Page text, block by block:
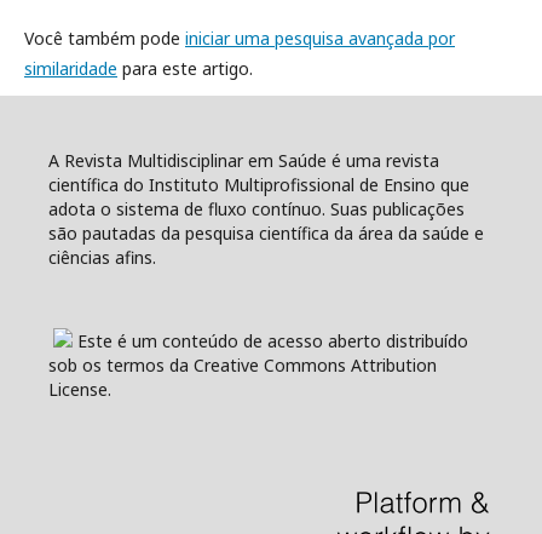
Você também pode iniciar uma pesquisa avançada por
similaridade para este artigo.
A Revista Multidisciplinar em Saúde é uma revista
científica do Instituto Multiprofissional de Ensino que
adota o sistema de fluxo contínuo. Suas publicações
são pautadas da pesquisa científica da área da saúde e
ciências afins.
Este é um conteúdo de acesso aberto distribuído
sob os termos da Creative Commons Attribution
License.